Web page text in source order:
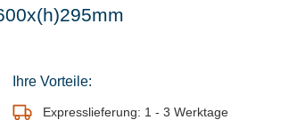
Ihre Vorteile:
Expresslieferung: 1 - 3 Werktage